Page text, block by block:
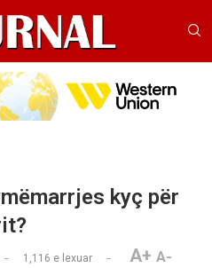
kyç për
1,116 e lexuar A+ A-